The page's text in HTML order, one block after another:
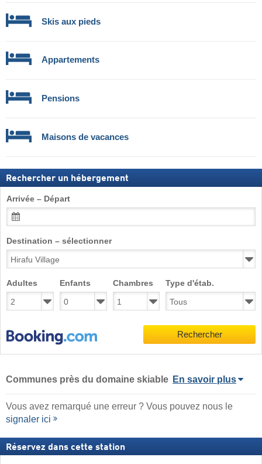
Skis aux pieds
Appartements
Pensions
Maisons de vacances
Rechercher un hébergement
Arrivée – Départ
Destination – sélectionner
Adultes Enfants Chambres Type d'étab.
Rechercher
Communes près du domaine skiable En savoir plus
Vous avez remarqué une erreur ? Vous pouvez nous le
signaler ici
Réservez dans cette station